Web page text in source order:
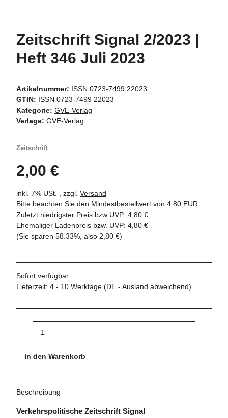
Zeitschrift Signal 2/2023 |
Heft 346 Juli 2023
Artikelnummer: ISSN 0723-7499 22023
GTIN: ISSN 0723-7499 22023
Kategorie: GVE-Verlag
Verlage: GVE-Verlag
Zeitschrift
2,00 €
inkl. 7% USt. , zzgl. Versand
Bitte beachten Sie den Mindestbestellwert von 4.80 EUR.
Zuletzt niedrigster Preis bzw UVP: 4,80 €
Ehemaliger Ladenpreis bzw. UVP: 4,80 €
(Sie sparen 58.33%, also 2,80 €)
Sofort verfügbar
Lieferzeit: 4 - 10 Werktage (DE - Ausland abweichend)
In den Warenkorb
Beschreibung
Verkehrspolitische Zeitschrift Signal